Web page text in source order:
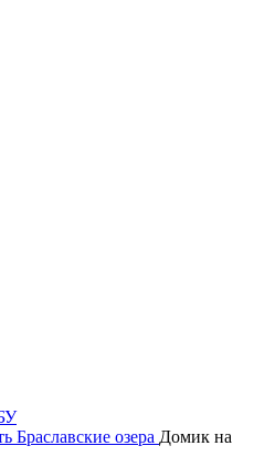
Браславские озера Домик на